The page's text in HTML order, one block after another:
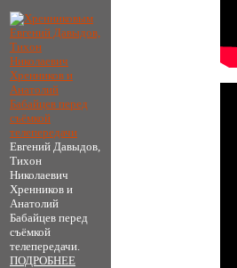
Евгений Давыдов,
Тихон
Николаевич
Хренников и
Анатолий
Бабайцев перед
съёмкой
телепередачи.
ПОДРОБНЕЕ